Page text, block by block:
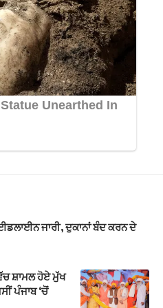
ਜਾਰੀ, ਦੁਕਾਨਾਂ ਬੰਦ ਕਰਨ ਦੇ
ਸ਼ਾਮਲ ਹੋਏ ਮੁੱਖ
ਪੰਜਾਬ ‘ਚੋਂ